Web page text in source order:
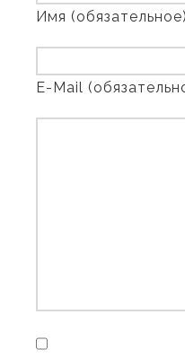
Имя (обязательное)
E-Mail